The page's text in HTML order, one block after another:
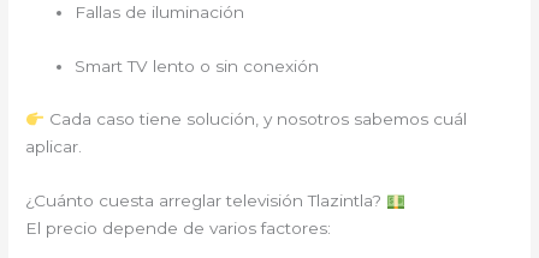
Fallas de iluminación
Smart TV lento o sin conexión
Cada caso tiene solución, y nosotros sabemos cuál
aplicar.
¿Cuánto cuesta arreglar televisión Tlazintla?
El precio depende de varios factores: